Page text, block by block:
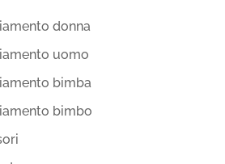
donna
uomo
bimba
bimbo